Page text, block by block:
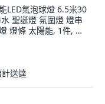
LED氣泡球燈 6.5米30
聖誕燈 氛圍燈 燈串
燈條 太陽能, 1件, 暖
陽能, 暖白
送達